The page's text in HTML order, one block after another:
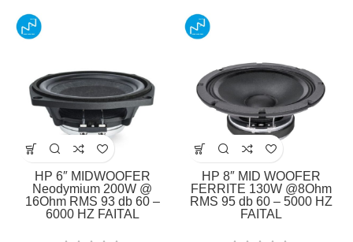
HP 6″ MIDWOOFER
Neodymium 200W @
16Ohm RMS 93 db 60 –
6000 HZ FAITAL
HP 8″ MID WOOFER
FERRITE 130W @8Ohm
RMS 95 db 60 – 5000 HZ
FAITAL